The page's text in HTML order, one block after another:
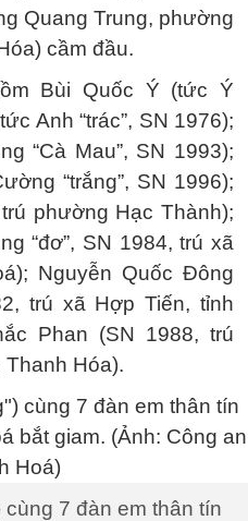
Quang Trung, phường
cầm đầu.
Bùi Quốc Ý (tức Ý
Anh “trác”, SN 1976);
“Cà Mau”, SN 1993);
“trắng”, SN 1996);
phường Hạc Thành);
“đơ”, SN 1984, trú xã
Nguyễn Quốc Đông
trú xã Hợp Tiến, tỉnh
Phan (SN 1988, trú
Hóa).
cùng 7 đàn em thân tín